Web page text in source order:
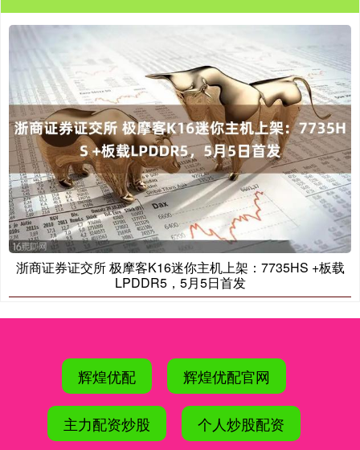
浙商证券证交所 极摩客K16迷你主机上架：7735HS +板载
LPDDR5，5月5日首发
辉煌优配 辉煌优配官网
主力配资炒股 个人炒股配资